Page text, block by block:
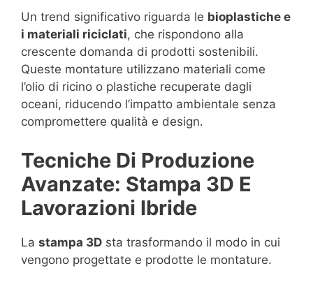
Un trend significativo riguarda le bioplastiche e
i materiali riciclati, che rispondono alla
crescente domanda di prodotti sostenibili.
Queste montature utilizzano materiali come
l’olio di ricino o plastiche recuperate dagli
oceani, riducendo l’impatto ambientale senza
compromettere qualità e design.
Tecniche Di Produzione
Avanzate: Stampa 3D E
Lavorazioni Ibride
La stampa 3D sta trasformando il modo in cui
vengono progettate e prodotte le montature.